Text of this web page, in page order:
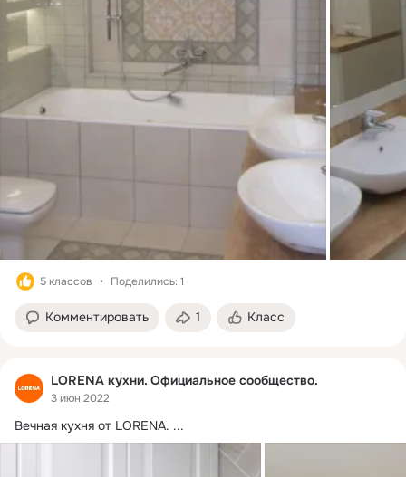
5 классов Поделились: 1
Комментировать 1 Класс
LORENA кухни. Официальное сообщество.
3 июн 2022
Вечная кухня от LORENA. ...